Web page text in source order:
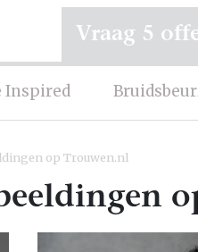
Inspired
Vraag 5
op Trouwen.nl